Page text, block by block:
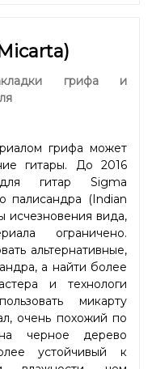
грифа и
грифа может
гитары. До 2016
гитар Sigma
палисандра (Indian
исчезновения вида,
ограничено.
альтернативные,
а найти более
и технологи
микарту
очень похожий по
на черное дерево
устойчивый к